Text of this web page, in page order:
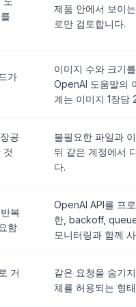
제품 안에서 보이
로만 검토합니다.
가
이미지 수와 크기
OpenAI 도움말의
계는 이미지 1장당
공
것
불필요한 파일과
뒤 같은 계정에서
다.
복
함
OpenAI API를 프
한, backoff,
모니터링과 함께
거
같은 요청을 숨기
체를 허용되는 형